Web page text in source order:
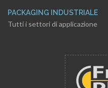
PACKAGING INDUSTRIALE
Tutti i settori di applicazione